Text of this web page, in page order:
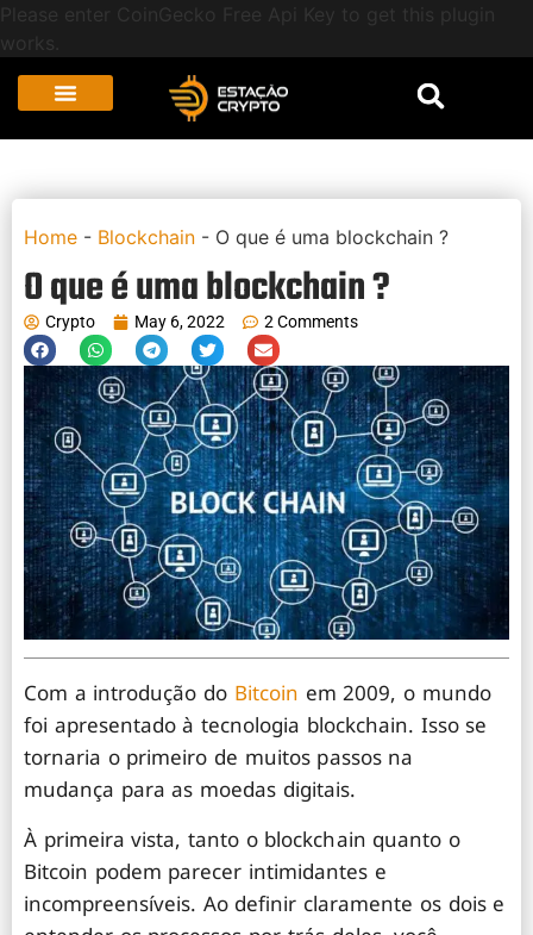
Please enter CoinGecko Free Api Key to get this plugin
works.
Home - Blockchain - O que é uma blockchain ?
O que é uma blockchain ?
Crypto May 6, 2022 2 Comments
Com a introdução do Bitcoin em 2009, o mundo
foi apresentado à tecnologia blockchain. Isso se
tornaria o primeiro de muitos passos na
mudança para as moedas digitais.
À primeira vista, tanto o blockchain quanto o
Bitcoin podem parecer intimidantes e
incompreensíveis. Ao definir claramente os dois e